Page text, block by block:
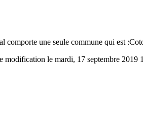
comporte une seule commune qui est :
modification le mardi, 17 septembre 2019